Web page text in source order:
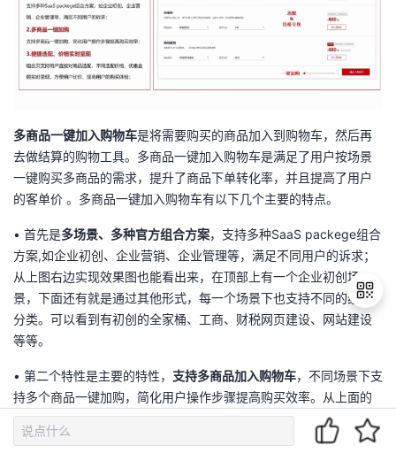
多商品一键加入购物车是将需要购买的商品加入到购物车，然后再
去做结算的购物工具。多商品一键加入购物车是满足了用户按场景
一键购买多商品的需求，提升了商品下单转化率，并且提高了用户
的客单价 。多商品一键加入购物车有以下几个主要的特点。
• 首先是多场景、多种官方组合方案，支持多种SaaS packege组合
方案,如企业初创、企业营销、企业管理等，满足不同用户的诉求；
从上图右边实现效果图也能看出来，在顶部上有一个企业初创场
景，下面还有就是通过其他形式，每一个场景下也支持不同的组合
分类。可以看到有初创的全家桶、工商、财税网页建设、网站建设
等等。
• 第二个特性是主要的特性， 支持多商品加入购物车，不同场景下支
持多个商品一键加购，简化用户操作步骤提高购买效率。从上面的
实现效果图最底部有一键加入购物车，点击按钮是可以支持用户将
当前场景下、当前分类下的所有商品件一键加入到购物车中。